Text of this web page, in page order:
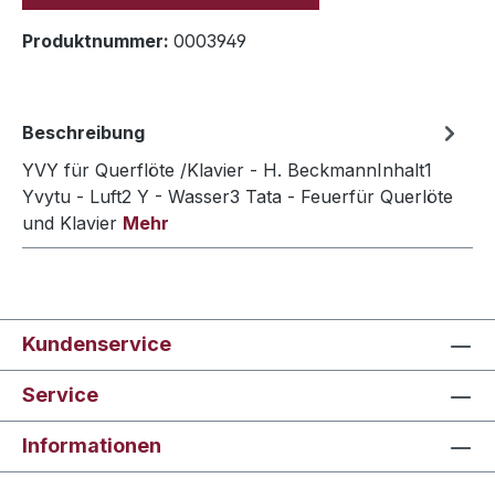
Produktnummer: 0003949
Beschreibung
YVY für Querflöte /Klavier - H. BeckmannInhalt1
Yvytu - Luft2 Y - Wasser3 Tata - Feuerfür Querlöte
und Klavier Mehr
Kundenservice
Service
Informationen